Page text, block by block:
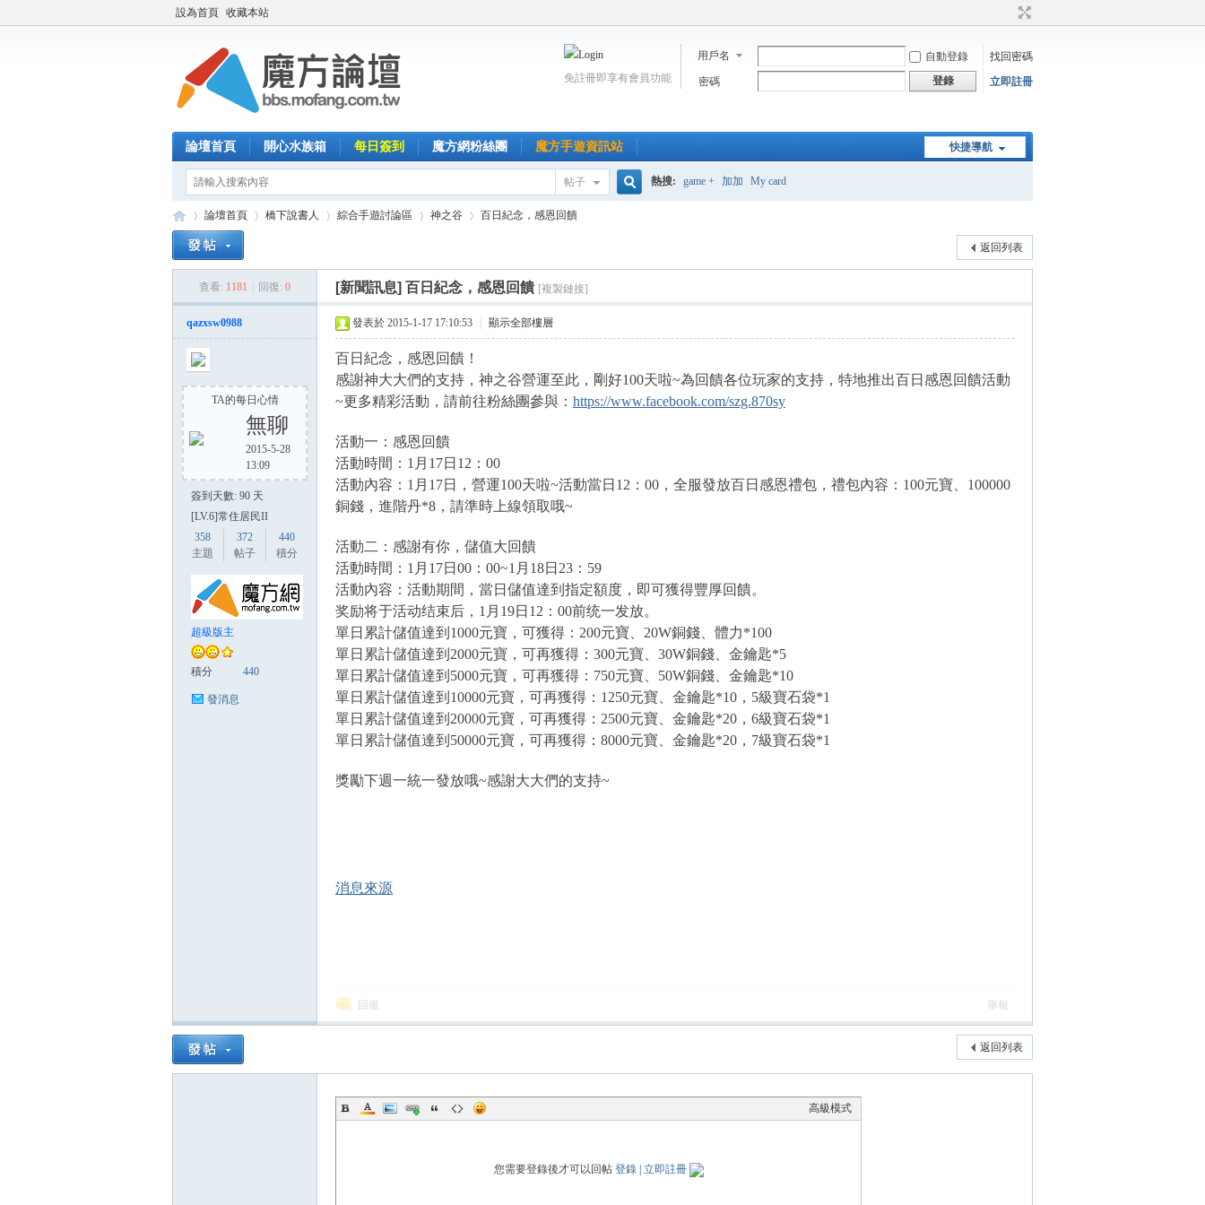
設為首頁 收藏本站
用戶名 自動登錄
找回密碼
密碼
登錄 立即註冊
免註冊即享有會員功能
快捷導航
論壇首頁 開心水族箱 每日簽到 魔方網粉絲團 魔方手遊資訊站
帖子 熱搜: game + 加加 My card
方
論壇首頁 橋下說書人 綜合手遊討論區
›
神之谷 百日紀念，感恩回饋
返回列表
查看: 1181 回復: 0 [新聞訊息] 百日紀念，感恩回饋 [複製鏈接]
qazxsw0988
TA的每日心情
無聊
2015-5-28
13:09
簽到天數: 90 天
[LV.6]常住居民II
358
主題
372
帖子
440
積分
超級版主
積分 440
發消息
發表於 2015-1-17 17:10:53 顯示全部樓層
百日紀念，感恩回饋！
感謝神大大們的支持，神之谷營運至此，剛好100天啦~為回饋各位玩家的支持，特地推出百日感恩回饋活動
~更多精彩活動，請前往粉絲團參與： https://www.facebook.com/szg.870sy
活動一：感恩回饋
活動時間：1月17日12：00
活動內容：1月17日，營運100天啦~活動當日12：00，全服發放百日感恩禮包，禮包內容：100元寶、100000
銅錢，進階丹*8，請準時上線領取哦~
活動二：感謝有你，儲值大回饋
活動時間：1月17日00：00~1月18日23：59
活動內容：活動期間，當日儲值達到指定額度，即可獲得豐厚回饋。
奖励将于活动结束后，1月19日12：00前统一发放。
單日累計儲值達到1000元寶，可獲得：200元寶、20W銅錢、體力*100
單日累計儲值達到2000元寶，可再獲得：300元寶、30W銅錢、金鑰匙*5
單日累計儲值達到5000元寶，可再獲得：750元寶、50W銅錢、金鑰匙*10
單日累計儲值達到10000元寶，可再獲得：1250元寶、金鑰匙*10，5級寶石袋*1
單日累計儲值達到20000元寶，可再獲得：2500元寶、金鑰匙*20，6級寶石袋*1
單日累計儲值達到50000元寶，可再獲得：8000元寶、金鑰匙*20，7級寶石袋*1
獎勵下週一統一發放哦~感謝大大們的支持~
消息來源
回復 舉報
返回列表
高級模式
您需要登錄後才可以回帖 登錄| 立即註冊